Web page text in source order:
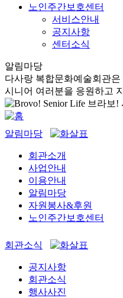
노인주간보호센터
서비스안내
공지사항
센터소식
알림마당
다사랑 복합문화예술회관은
시니어 여러분을 응원하고
알림마당
회관소개
사업안내
이용안내
알림마당
자원봉사&후원
노인주간보호센터
회관소식
공지사항
회관소식
행사사진